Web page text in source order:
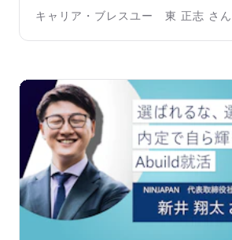
キャリア・ブレスユー 東 正志 さん